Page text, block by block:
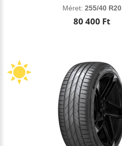
Méret: 255/40 R20
80 400 Ft